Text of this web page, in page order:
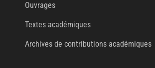
Ouvrages
Textes académiques
Archives de contributions académiques